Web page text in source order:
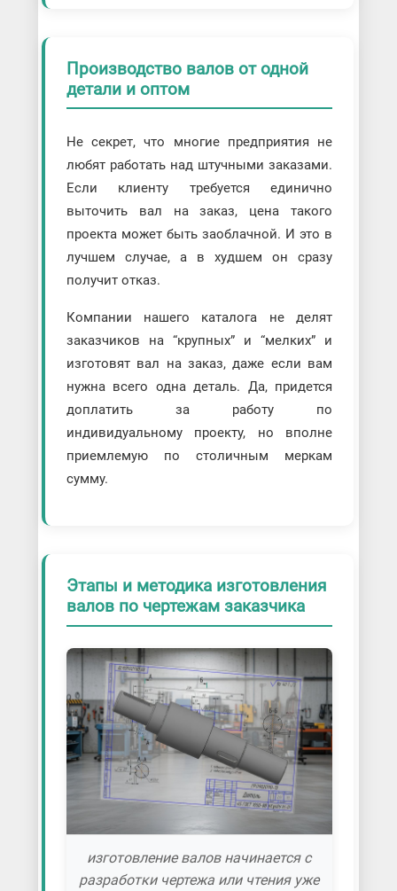
Производство валов от одной
детали и оптом
Не секрет, что многие предприятия не
любят работать над штучными заказами.
Если клиенту требуется единично
выточить вал на заказ, цена такого
проекта может быть заоблачной. И это в
лучшем случае, а в худшем он сразу
получит отказ.
Компании нашего каталога не делят
заказчиков на “крупных” и “мелких” и
изготовят вал на заказ, даже если вам
нужна всего одна деталь. Да, придется
доплатить за работу по
индивидуальному проекту, но вполне
приемлемую по столичным меркам
сумму.
Этапы и методика изготовления
валов по чертежам заказчика
изготовление валов начинается с
разработки чертежа или чтения уже